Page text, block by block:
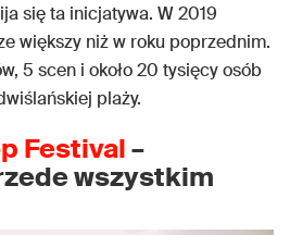
się ta inicjatywa. W 2019
większy niż w roku poprzednim.
5 scen i około 20 tysięcy osób
plaży.
Festival–
wszystkim